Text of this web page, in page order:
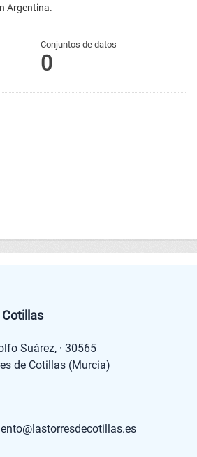
Argentina.
Conjuntos de datos
0
Suárez, · 30565
de Cotillas (Murcia)